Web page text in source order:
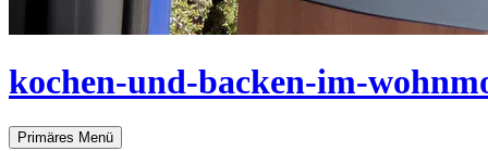
kochen-und-backen-im-
Suchen
Primäres Menü